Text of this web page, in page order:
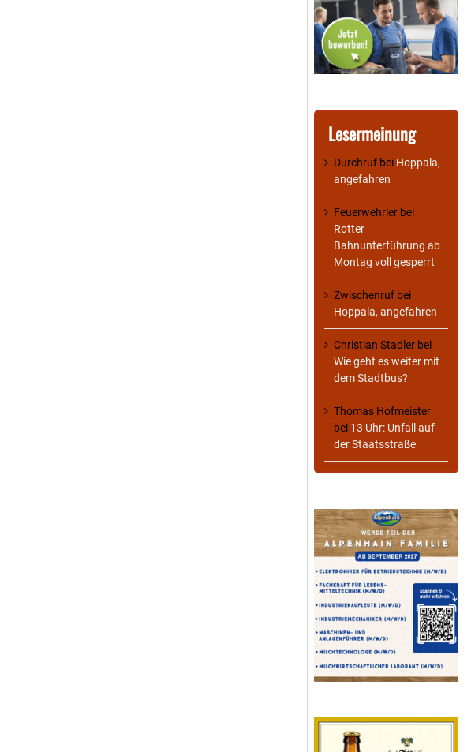
Lesermeinung
Durchruf bei Hoppala,
angefahren
Feuerwehrler bei
Rotter
Bahnunterführung ab
Montag voll gesperrt
Zwischenruf bei
Hoppala, angefahren
Christian Stadler bei
Wie geht es weiter mit
dem Stadtbus?
Thomas Hofmeister
bei 13 Uhr: Unfall auf
der Staatsstraße